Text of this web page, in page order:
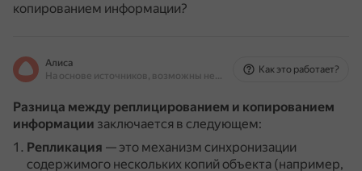
копированием информации?
Алиса
На основе источников, возможны неточности
Как это работает?
Разница между реплицированием и копированием
информации заключается в следующем:
Репликация — это механизм синхронизации
содержимого нескольких копий объекта (например,